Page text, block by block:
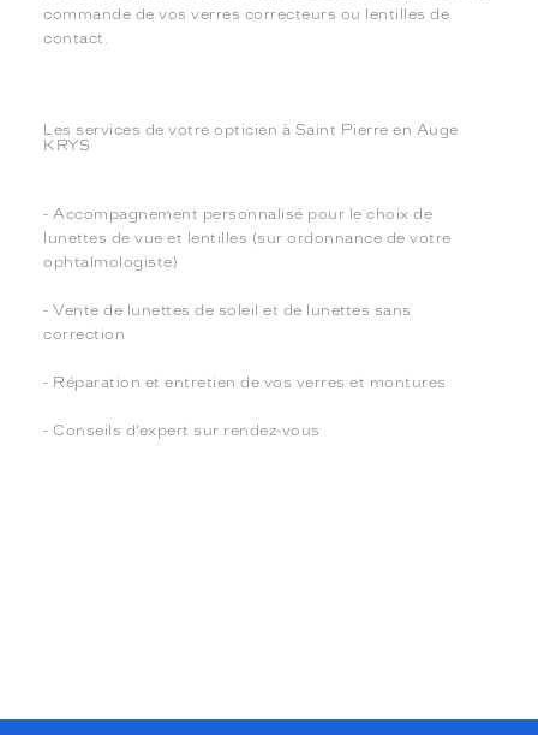
commande de vos verres correcteurs ou lentilles de
contact.
Les services de votre opticien à Saint Pierre en Auge
KRYS
- Accompagnement personnalisé pour le choix de
lunettes de vue et lentilles (sur ordonnance de votre
ophtalmologiste)
- Vente de lunettes de soleil et de lunettes sans
correction
- Réparation et entretien de vos verres et montures
- Conseils d’expert sur rendez-vous